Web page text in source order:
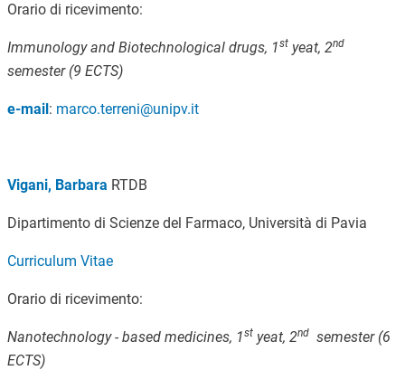
Orario di ricevimento:
Immunology and Biotechnological drugs, 1styeat, 2nd
semester (9 ECTS)
e-mail: marco.terreni@unipv.it
Vigani, Barbara RTDB
Dipartimento di Scienze del Farmaco, Università di Pavia
Curriculum Vitae
Orario di ricevimento:
Nanotechnology - based medicines, 1styeat, 2ndsemester (6
ECTS)